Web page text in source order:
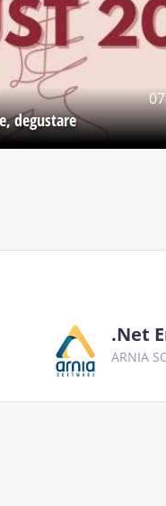
degustare
.Net
ARNIA